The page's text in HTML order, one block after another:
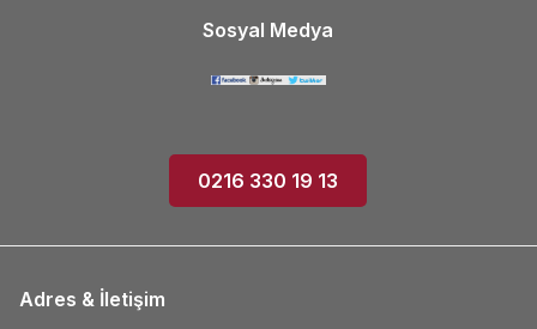
Sosyal Medya
0216 330 19 13
Adres & İletişim